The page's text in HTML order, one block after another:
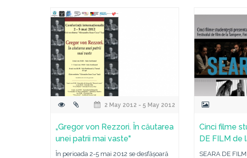
2 May 2012 - 5 May 2012
„Gregor von Rezzori. În căutarea
unei patrii mai vaste"
În perioada 2-5 mai 2012 se desfășoară
Cinci filme
DE FILM de
SEARA DE